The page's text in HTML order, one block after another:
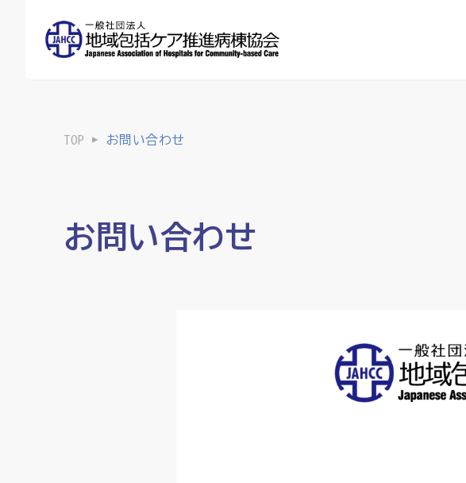
TOP お問い合わせ
お問い合わせ